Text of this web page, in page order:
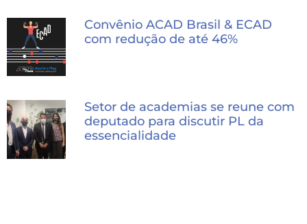
Convênio ACAD Brasil & ECAD
com redução de até 46%
Setor de academias se reune com
deputado para discutir PL da
essencialidade